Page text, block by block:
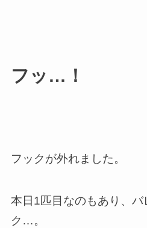
フッ…！
フックが外れました。
本日1匹目なのもあり、バ
ク…。